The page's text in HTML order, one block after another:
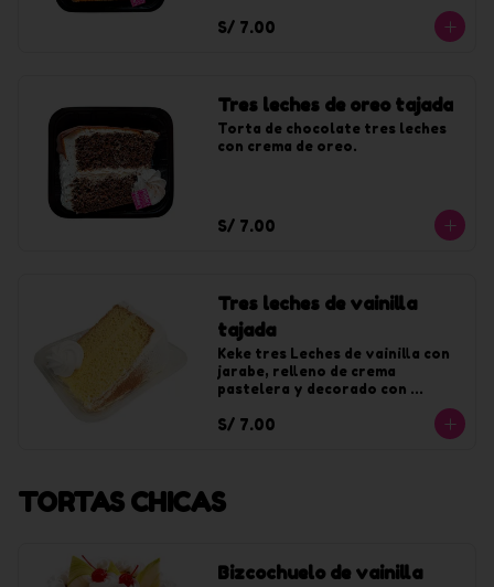
S/ 7.00
Tres leches de oreo tajada
Torta de chocolate tres leches
con crema de oreo.
S/ 7.00
Tres leches de vainilla
tajada
Keke tres Leches de vainilla con
jarabe, relleno de crema
pastelera y decorado con
S/ 7.00
TORTAS CHICAS
Bizcochuelo de vainilla